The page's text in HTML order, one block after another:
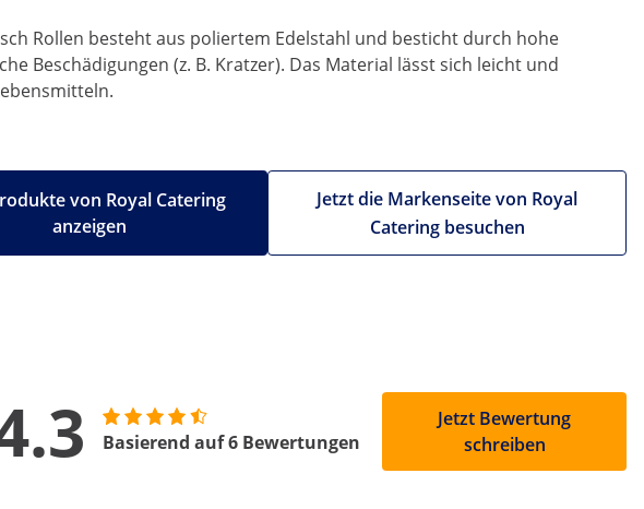
Rollen besteht aus poliertem Edelstahl und besticht durch hohe
Beschädigungen (z. B. Kratzer). Das Material lässt sich leicht und
Jetzt die Markenseite von Royal
Catering besuchen
von Royal Catering
anzeigen
Basierend auf 6 Bewertungen
Jetzt Bewertung
schreiben